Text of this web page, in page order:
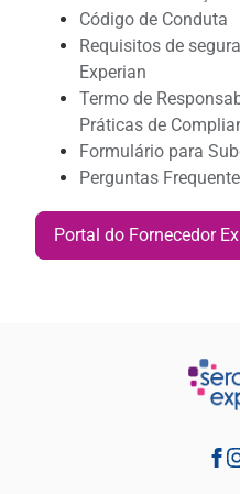
Código de Conduta
Requisitos de
Experian
Termo de
Práticas de
Formulário para
Perguntas
Portal do Fornecedor